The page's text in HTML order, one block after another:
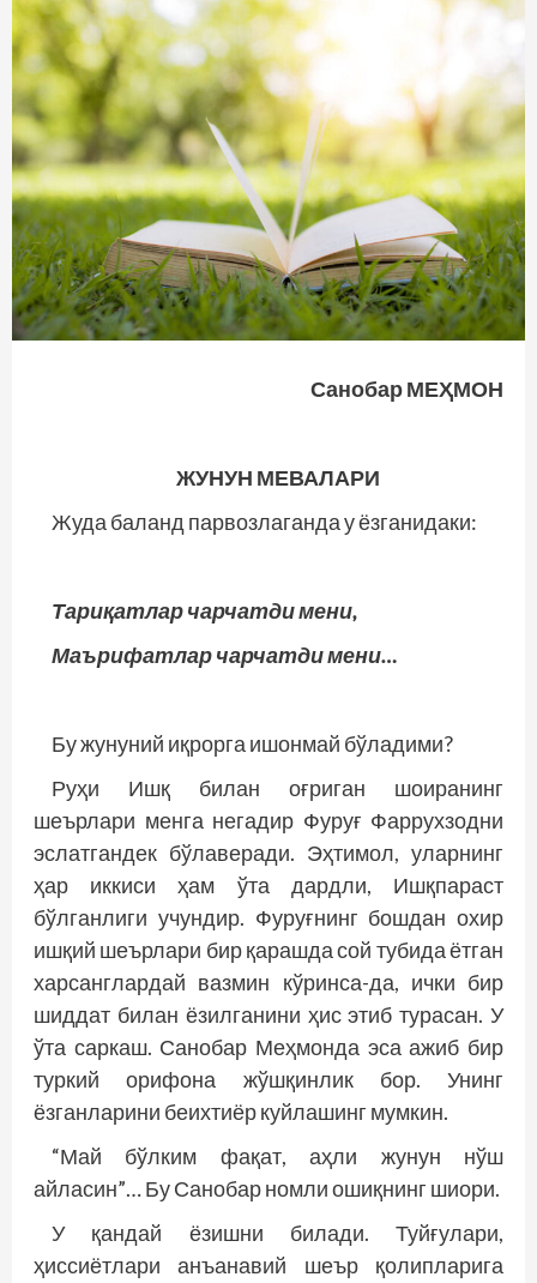
Санобар МЕҲМОН
ЖУНУН МЕВАЛАРИ
Жуда баланд парвозлаганда у ёзганидаки:
Тариқатлар чарчатди мени,
Маърифатлар чарчатди мени…
Бу жунуний иқрорга ишонмай бўладими?
Руҳи Ишқ билан оғриган шоиранинг
шеърлари менга негадир Фуруғ Фаррухзодни
эслатгандек бўлаверади. Эҳтимол, уларнинг
ҳар иккиси ҳам ўта дардли, Ишқпараст
бўлганлиги учундир. Фуруғнинг бошдан охир
ишқий шеърлари бир қарашда сой тубида ётган
харсанглардай вазмин кўринса-да, ички бир
шиддат билан ёзилганини ҳис этиб турасан. У
ўта саркаш. Санобар Меҳмонда эса ажиб бир
туркий орифона жўшқинлик бор. Унинг
ёзганларини беихтиёр куйлашинг мумкин.
“Май бўлким фақат, аҳли жунун нўш
айласин”… Бу Санобар номли ошиқнинг шиори.
У қандай ёзишни билади. Туйғулари,
ҳиссиётлари анъанавий шеър қолипларига